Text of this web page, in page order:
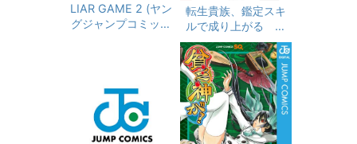
LIAR GAME 2 (ヤン
グジャンプコミック
転生貴族、鑑定スキ
ルで成り上がる ～
弱小領地を受け継い
だので、優秀な人材
を増やしていたら、
最強領地になってた
～（２１） (マガジン
ポケットコミックス)